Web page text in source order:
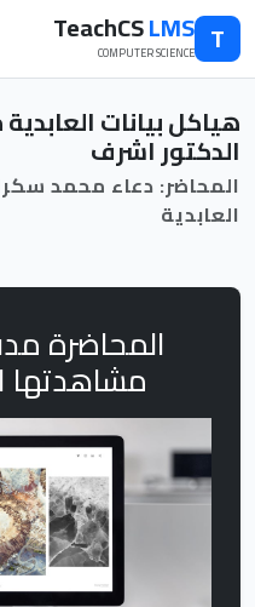
T
TeachCSLMS
COMPUTER SCIENCE
هياكل بيانات
الدكتور اشرف
المحاضر: دعاء محمد
العابدية
المحاضرة
مشاهدتها